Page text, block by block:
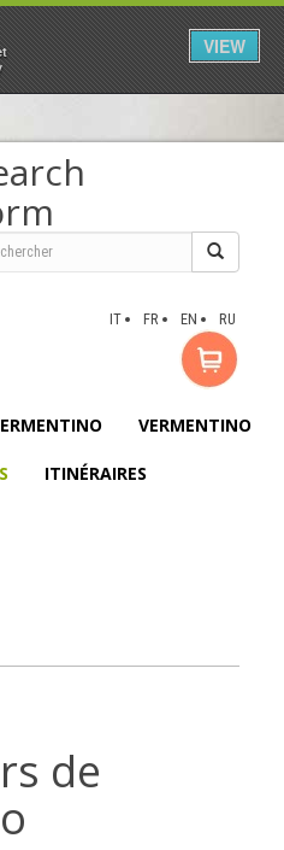
VIEW
IT FR EN RU
VERMENTINO
ITINÉRAIRES
de